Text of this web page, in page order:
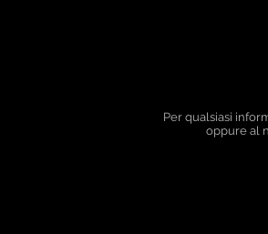
Per qualsiasi
oppure al